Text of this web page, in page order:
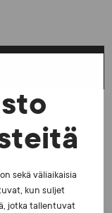
sekä väliaikaisia
kun suljet
jotka tallentuvat
kysymyksiä